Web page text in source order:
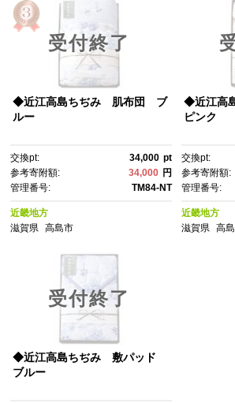
受付終了
◆近江高島ちぢみ 肌布団 ブ
ルー
交換pt: 34,000 pt
参考寄附額:
34,000 円
管理番号:
TM84-NT
近畿地方
滋賀県
高島市
◆近江高
ピンク
交換pt:
参考寄附額:
管理番号:
近畿地方
滋賀県 高
受付終了
◆近江高島ちぢみ 敷パッド
ブルー